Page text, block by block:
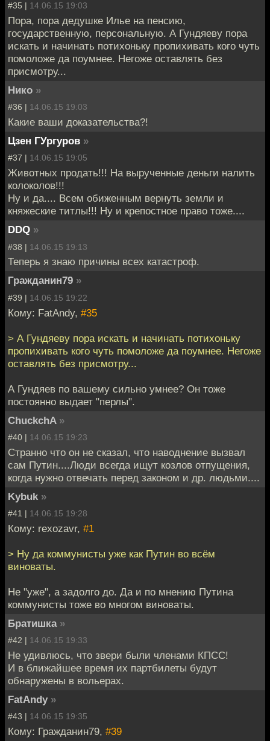
#35 | 14.06.15 19:03
Пора, пора дедушке Илье на пенсию,
государственную, персональную. А Гундяеву пора
искать и начинать потихоньку пропихивать кого чуть
помоложе да поумнее. Негоже оставлять без
присмотру...
Нико »
#36 | 14.06.15 19:03
Какие ваши доказательства?!
Цзен ГУргуров »
#37 | 14.06.15 19:05
Животных продать!!! На вырученные деньги налить
колоколов!!!
Ну и да.... Всем обиженным вернуть земли и
княжеские титлы!!! Ну и крепостное право тоже....
DDQ »
#38 | 14.06.15 19:13
Теперь я знаю причины всех катастроф.
Гражданин79 »
#39 | 14.06.15 19:22
Кому: FatAndy, #35
> А Гундяеву пора искать и начинать потихоньку
пропихивать кого чуть помоложе да поумнее. Негоже
оставлять без присмотру...
А Гундяев по вашему сильно умнее? Он тоже
постоянно выдает "перлы".
ChuckchA »
#40 | 14.06.15 19:23
Странно что он не сказал, что наводнение вызвал
сам Путин....Люди всегда ищут козлов отпущения,
когда нужно отвечать перед законом и др. людьми....
Kybuk »
#41 | 14.06.15 19:28
Кому: rexozavr, #1
> Ну да коммунисты уже как Путин во всём
виноваты.
Не "уже", а задолго до. Да и по мнению Путина
коммунисты тоже во многом виноваты.
Братишка »
#42 | 14.06.15 19:33
Не удивлюсь, что звери были членами КПСС!
И в ближайшее время их партбилеты будут
обнаружены в вольерах.
FatAndy »
#43 | 14.06.15 19:35
Кому: Гражданин79, #39